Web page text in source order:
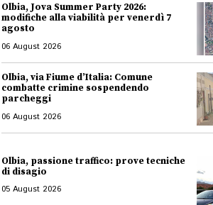
Olbia, Jova Summer Party 2026:
modifiche alla viabilità per venerdì 7
agosto
06 August 2026
Olbia, via Fiume d’Italia: Comune
combatte crimine sospendendo
parcheggi
06 August 2026
Olbia, passione traffico: prove tecniche
di disagio
05 August 2026